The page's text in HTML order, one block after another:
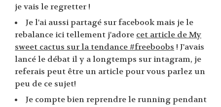
je vais le regretter !
Je l'ai aussi partagé sur facebook mais je le
rebalance ici tellement j'adore cet article de My
sweet cactus sur la tendance #freeboobs ! J'avais
lancé le débat il y a longtemps sur intagram, je
referais peut être un article pour vous parlez un
peu de ce sujet!
Je compte bien reprendre le running pendant